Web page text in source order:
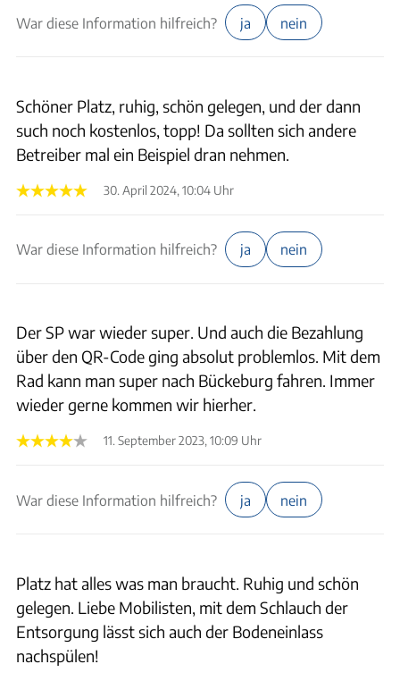
War diese Information hilfreich? ja nein
Schöner Platz, ruhig, schön gelegen, und der dann
such noch kostenlos, topp! Da sollten sich andere
Betreiber mal ein Beispiel dran nehmen.
30. April 2024, 10:04 Uhr
War diese Information hilfreich? ja nein
Der SP war wieder super. Und auch die Bezahlung
über den QR-Code ging absolut problemlos. Mit dem
Rad kann man super nach Bückeburg fahren. Immer
wieder gerne kommen wir hierher.
11. September 2023, 10:09 Uhr
War diese Information hilfreich? ja nein
Platz hat alles was man braucht. Ruhig und schön
gelegen. Liebe Mobilisten, mit dem Schlauch der
Entsorgung lässt sich auch der Bodeneinlass
nachspülen!